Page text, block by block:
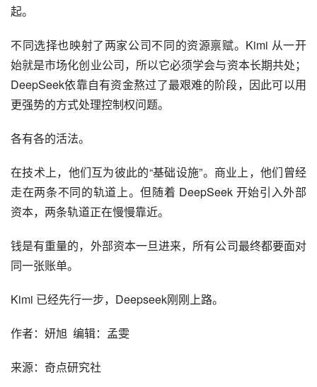
起。
不同选择也映射了两家公司不同的资源禀赋。Kimi 从一开
始就是市场化创业公司，所以它必须学会与资本长期共处；
DeepSeek依靠自有资金熬过了最艰难的阶段，因此可以用
更强势的方式处理控制权问题。
各有各的活法。
在技术上，他们互为彼此的“基础设施”。商业上，他们曾经
走在两条不同的轨道上。但随着 DeepSeek 开始引入外部
资本，两条轨道正在慢慢靠近。
钱是有重量的，外部资本一旦进来，所有公司最终都要面对
同一张账单。
Kimi 已经先行一步，Deepseek刚刚上路。
作者：妍旭 编辑：孟雯
来源：奇点研究社